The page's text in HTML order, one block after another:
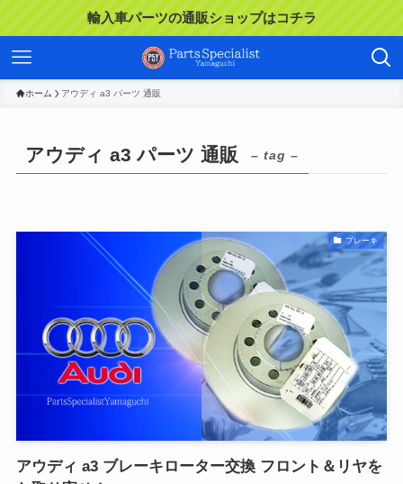
輸入車パーツの通販ショップはコチラ
ホーム アウディ a3 パーツ 通販
アウディ a3 パーツ 通販 – tag –
ブレーキ
アウディ a3 ブレーキローター交換 フロント＆リヤを